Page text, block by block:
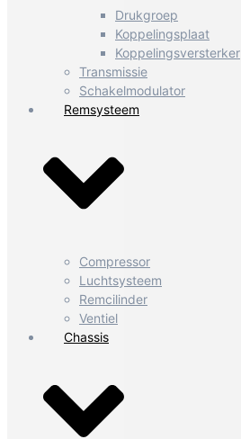
Drukgroep
Koppelingsplaat
Koppelingsversterker
Transmissie
Schakelmodulator
Remsysteem
Compressor
Luchtsysteem
Remcilinder
Ventiel
Chassis